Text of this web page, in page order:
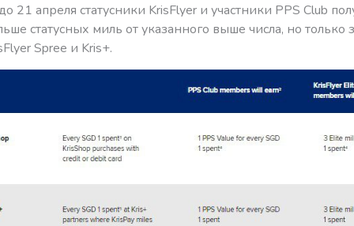
21 апреля статусники KrisFlyer и участники PPS Club
статусных миль от указанного выше числа, но только
Spree и Kris+.